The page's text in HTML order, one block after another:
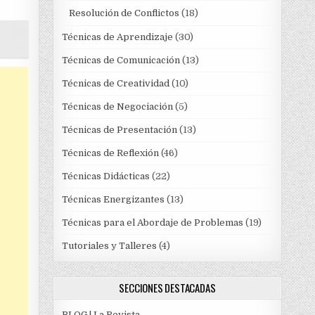
Resolución de Conflictos (18)
Técnicas de Aprendizaje (30)
Técnicas de Comunicación(13)
Técnicas de Creatividad(10)
Técnicas de Negociación(5)
Técnicas de Presentación(13)
Técnicas de Reflexión(46)
Técnicas Didácticas (22)
Técnicas Energizantes (13)
Técnicas para el Abordaje de Problemas (19)
Tutoriales y Talleres (4)
SECCIONES DESTACADAS